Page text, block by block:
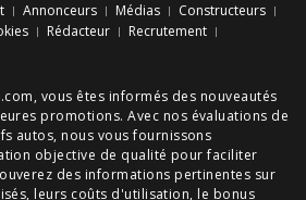
Annonceurs Médias
Constructeurs
Rédacteur
Recrutement
vous êtes informés des nouveautés
promotions. Avec nos évaluations de
autos, nous vous fournissons
objective de qualité pour faciliter
des informations pertinentes sur
leurs coûts d'utilisation, le bonus